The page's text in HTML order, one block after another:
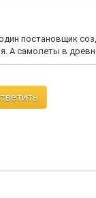
постановщик
А самолеты в